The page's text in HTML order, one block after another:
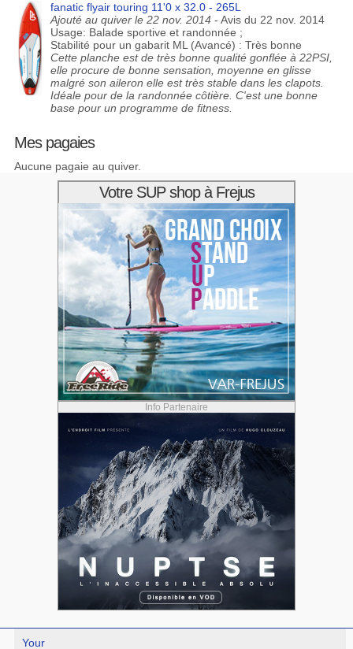
fanatic flyair touring 11'0 x 32.0 - 265L
Ajouté au quiver le 22 nov. 2014 - Avis du 22 nov. 2014
Usage: Balade sportive et randonnée ;
Stabilité pour un gabarit ML (Avancé) : Très bonne
Cette planche est de très bonne qualité gonflée à 22PSI,
elle procure de bonne sensation, moyenne en glisse
malgré son aileron elle est très stable dans les clapots.
Idéale pour de la randonnée côtière. C'est une bonne
base pour un programme de fitness.
Mes pagaies
Aucune pagaie au quiver.
Votre SUP shop à Frejus
Info Partenaire
Your